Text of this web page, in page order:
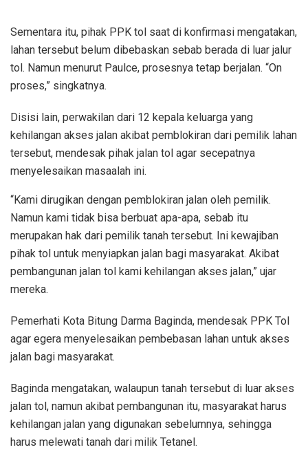
Sementara itu, pihak PPK tol saat di konfirmasi mengatakan,
lahan tersebut belum dibebaskan sebab berada di luar jalur
tol. Namun menurut Paulce, prosesnya tetap berjalan. “On
proses,” singkatnya.
Disisi lain, perwakilan dari 12 kepala keluarga yang
kehilangan akses jalan akibat pemblokiran dari pemilik lahan
tersebut, mendesak pihak jalan tol agar secepatnya
menyelesaikan masaalah ini.
“Kami dirugikan dengan pemblokiran jalan oleh pemilik.
Namun kami tidak bisa berbuat apa-apa, sebab itu
merupakan hak dari pemilik tanah tersebut. Ini kewajiban
pihak tol untuk menyiapkan jalan bagi masyarakat. Akibat
pembangunan jalan tol kami kehilangan akses jalan,” ujar
mereka.
Pemerhati Kota Bitung Darma Baginda, mendesak PPK Tol
agar egera menyelesaikan pembebasan lahan untuk akses
jalan bagi masyarakat.
Baginda mengatakan, walaupun tanah tersebut di luar akses
jalan tol, namun akibat pembangunan itu, masyarakat harus
kehilangan jalan yang digunakan sebelumnya, sehingga
harus melewati tanah dari milik Tetanel.